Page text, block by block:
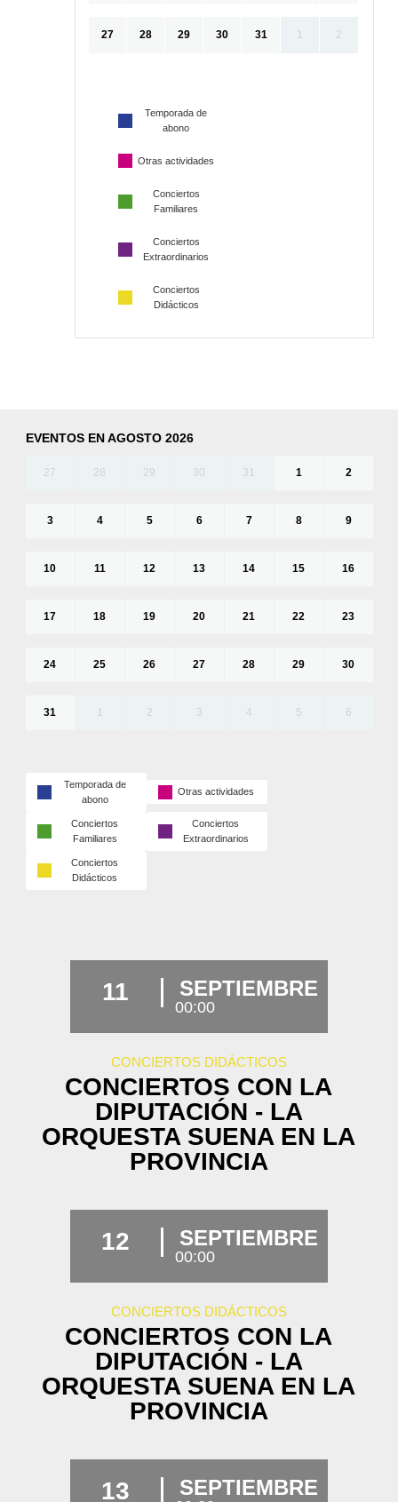
27 28 29 30 31 1 2
Temporada de
abono
Otras actividades
Conciertos
Familiares
Conciertos
Extraordinarios
Conciertos
Didácticos
EVENTOS EN AGOSTO 2026
27 28 29 30 31 1 2
3 4 5 6 7 8 9
10 11 12 13 14 15 16
17 18 19 20 21 22 23
24 25 26 27 28 29 30
31 1 2 3 4 5 6
Temporada de
abono
Otras actividades
Conciertos
Familiares
Conciertos
Extraordinarios
Conciertos
Didácticos
11 SEPTIEMBRE
00:00
CONCIERTOS DIDÁCTICOS
CONCIERTOS CON LA
DIPUTACIÓN - LA
ORQUESTA SUENA EN LA
PROVINCIA
12 SEPTIEMBRE
00:00
CONCIERTOS DIDÁCTICOS
CONCIERTOS CON LA
DIPUTACIÓN - LA
ORQUESTA SUENA EN LA
PROVINCIA
13 SEPTIEMBRE